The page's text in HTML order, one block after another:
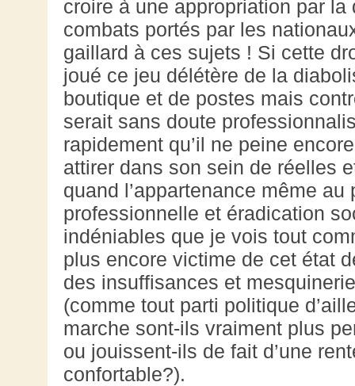
croire à une appropriation par
combats portés par les
gaillard à ces sujets ! Si cette
joué ce jeu délétère de la
boutique et de postes mais
serait sans doute
rapidement qu’il ne peine
attirer dans son sein de réelles
quand l’appartenance même
professionnelle et éradication
indéniables que je vois tout
plus encore victime de cet état
des insuffisances et
(comme tout parti politique
marche sont-ils vraiment plus
ou jouissent-ils de fait d’une
confortable?).